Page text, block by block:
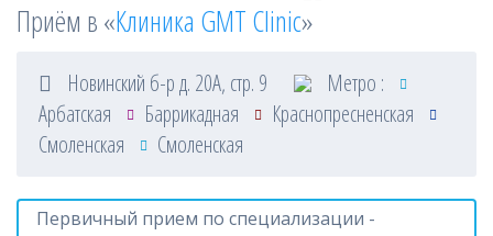
Приём в «Клиника GMT Clinic»
Новинский б-р д. 20А, стр. 9
Метро :
Арбатская
Баррикадная
Краснопресненская
Смоленская
Смоленская
Первичный прием по специализации -